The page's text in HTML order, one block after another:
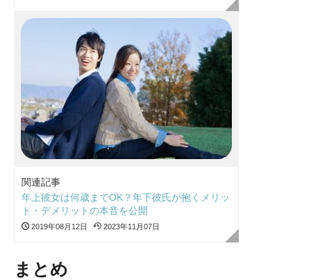
関連記事
年上彼女は何歳までOK？年下彼氏が抱くメリッ
ト・デメリットの本音を公開
2019年08月12日 2023年11月07日
まとめ